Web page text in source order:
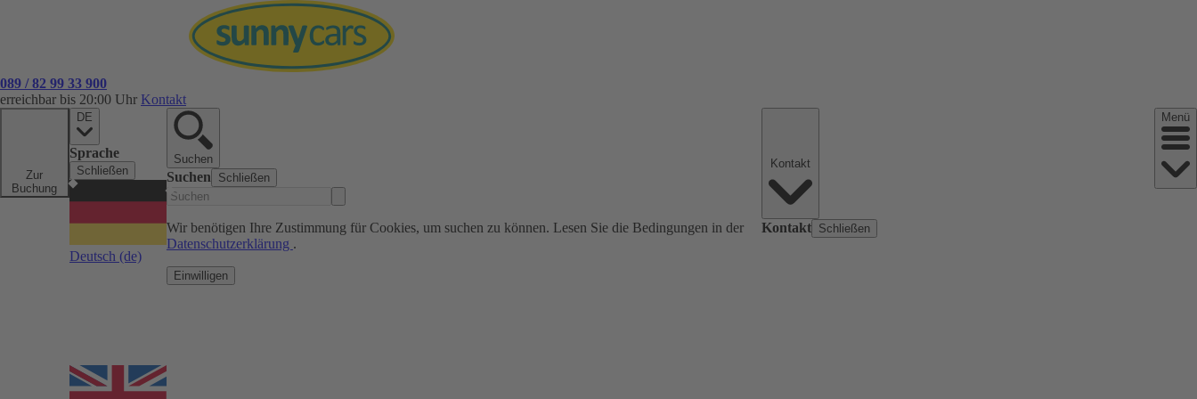
089 / 82 99 33 900
erreichbar bis 20:00 Uhr Kontakt
Zur
Buchung
DE
Sprache
Schließen
Deutsch (de)
Suchen
Suchen Schließen
Wir benötigen Ihre Zustimmung für Cookies, um suchen zu können. Lesen Sie die Bedingungen in der
Datenschutzerklärung .
Einwilligen
Kontakt Schließen
Menü